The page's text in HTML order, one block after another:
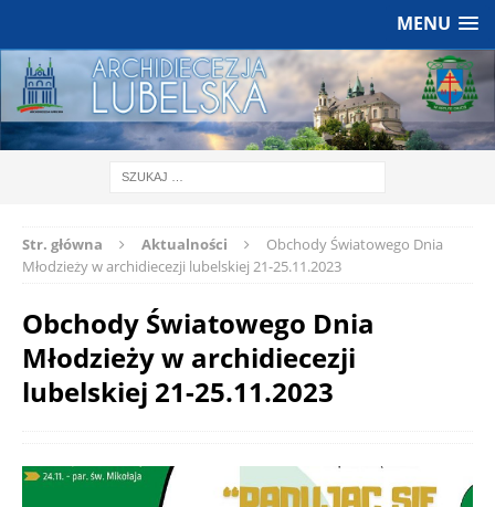
MENU
Str. główna Aktualności
Obchody Światowego Dnia
Młodzieży w archidiecezji lubelskiej 21-25.11.2023
Obchody Światowego Dnia
Młodzieży w archidiecezji
lubelskiej 21-25.11.2023